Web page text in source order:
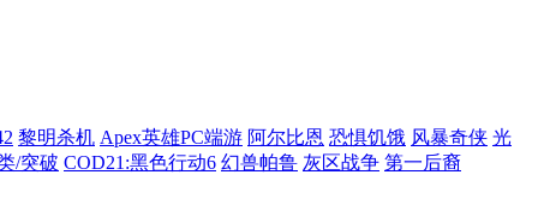
黎明杀机 Apex英雄PC端游 阿尔比恩 恐惧饥饿 风暴奇侠 光
/突破 COD21:黑色行动6 幻兽帕鲁 灰区战争 第一后裔